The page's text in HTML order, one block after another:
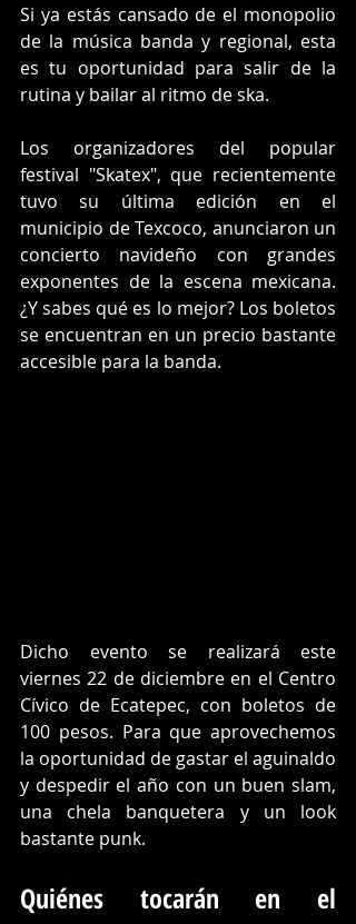
Si ya estás cansado de el monopolio
de la música banda y regional, esta
es tu oportunidad para salir de la
rutina y bailar al ritmo de ska.
Los organizadores del popular
festival "Skatex", que recientemente
tuvo su última edición en el
municipio de Texcoco, anunciaron un
concierto navideño con grandes
exponentes de la escena mexicana.
¿Y sabes qué es lo mejor? Los boletos
se encuentran en un precio bastante
accesible para la banda.
Dicho evento se realizará este
viernes 22 de diciembre en el Centro
Cívico de Ecatepec, con boletos de
100 pesos. Para que aprovechemos
la oportunidad de gastar el aguinaldo
y despedir el año con un buen slam,
una chela banquetera y un look
bastante punk.
Quiénes tocarán en el